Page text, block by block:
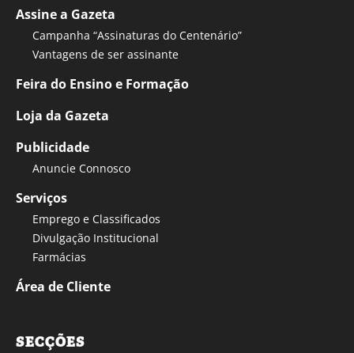
Assine a Gazeta
Campanha “Assinaturas do Centenário”
Vantagens de ser assinante
Feira do Ensino e Formação
Loja da Gazeta
Publicidade
Anuncie Connosco
Serviços
Emprego e Classificados
Divulgação Institucional
Farmácias
Área de Cliente
SECÇÕES